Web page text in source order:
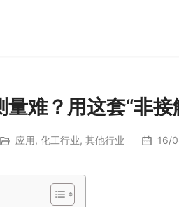
难？用这套“非
应用, 化工行业, 其他行业 16/